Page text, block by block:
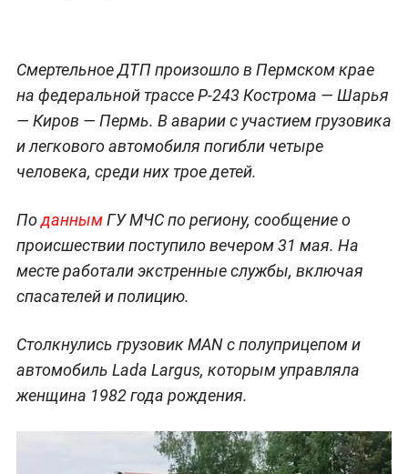
Смертельное ДТП произошло в Пермском крае
на федеральной трассе Р-243 Кострома — Шарья
— Киров — Пермь. В аварии с участием грузовика
и легкового автомобиля погибли четыре
человека, среди них трое детей.
ПоданнымГУ МЧС по региону, сообщение о
происшествии поступило вечером 31 мая. На
месте работали экстренные службы, включая
спасателей и полицию.
Столкнулись грузовик MAN с полуприцепом и
автомобиль Lada Largus, которым управляла
женщина 1982 года рождения.